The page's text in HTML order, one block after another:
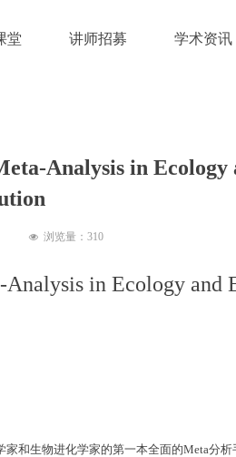
堂 讲师招募 学术资讯
Analysis in Ecology
in Ecology and
和生物进化学家的第一本全面的Meta分
넶 浏览量： 310